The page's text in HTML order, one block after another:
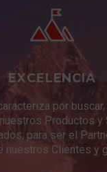
EXCELENCIA
por
Productos y
para ser el
nuestros Clientes y